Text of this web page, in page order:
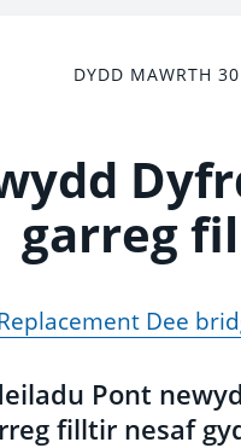
DYDD MAWRTH
garreg
Dee
Pont
filltir nesaf